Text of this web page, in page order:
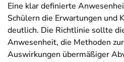
Eine klar definierte
Schülern die Erwartungen und
deutlich. Die Richtlinie sollte
Anwesenheit, die Methoden
Auswirkungen übermäßiger